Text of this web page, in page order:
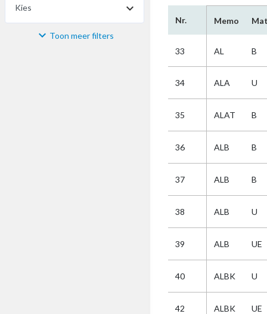
Kies
Materiaal Toon meer filters
Nr. Memo
33 AL B
34 ALA U
35 ALAT B
36 ALB B
37 ALB B
38 ALB U
39 ALB UE
40 ALBK U
42 ALBK UE